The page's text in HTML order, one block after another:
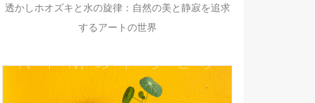
透かしホオズキと水の旋律：自然の美と静寂を追求
するアートの世界